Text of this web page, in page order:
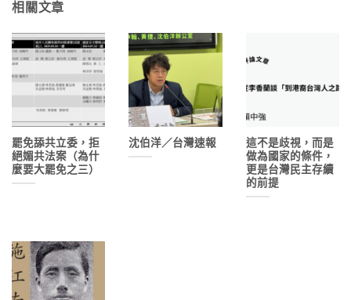
相關文章
罷免舔共立委，拒
絕媚共法案（為什
麼要大罷免之三）
沈伯洋／台灣速報
這不是歧視，而是
做為國家的條件，
更是台灣民主存續
的前提